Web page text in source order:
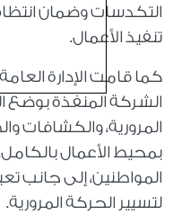
التكدسات وضمان
تنفيذ الأعمال.
كما قامت الإدارة
الشركة المنفذة بوضع
المرورية، والكشافات
بمحيط الأعمال
المواطنين، إلى جانب
لتسيير الحركة المرورية.